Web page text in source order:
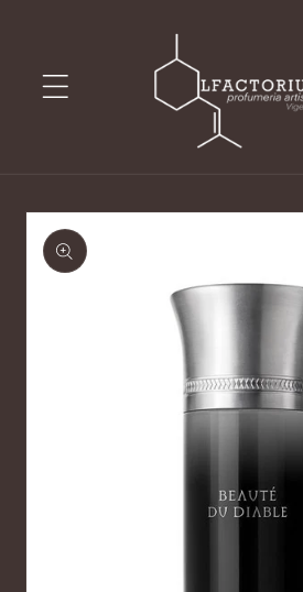
Passa alle
informazioni
sul prodotto